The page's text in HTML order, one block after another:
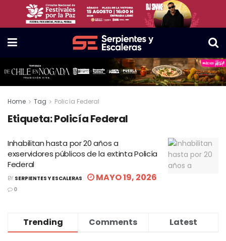
Home Tag Policía Federal
Etiqueta:Policía Federal
Inhabilitan hasta por 20 años a
exservidores públicos de la extinta Policía
Federal
BY SERPIENTES Y ESCALERAS MAYO 19, 2026
0
Trending Comments Latest